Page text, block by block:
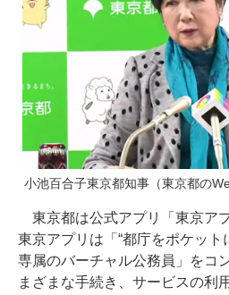
小池百合子東京都知事（東京都の
東京都は公式アプリ「東京ア
東京アプリは「“都庁をポケット
専属のバーチャル公務員」をコ
まざまな手続き、サービスの利